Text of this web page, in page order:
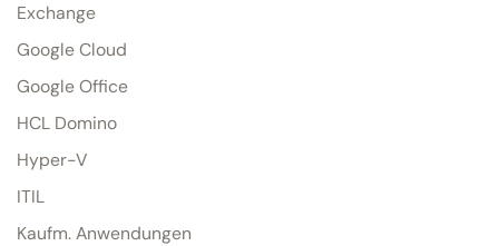
Exchange
Google Cloud
Google Office
HCL Domino
Hyper-V
ITIL
Kaufm. Anwendungen